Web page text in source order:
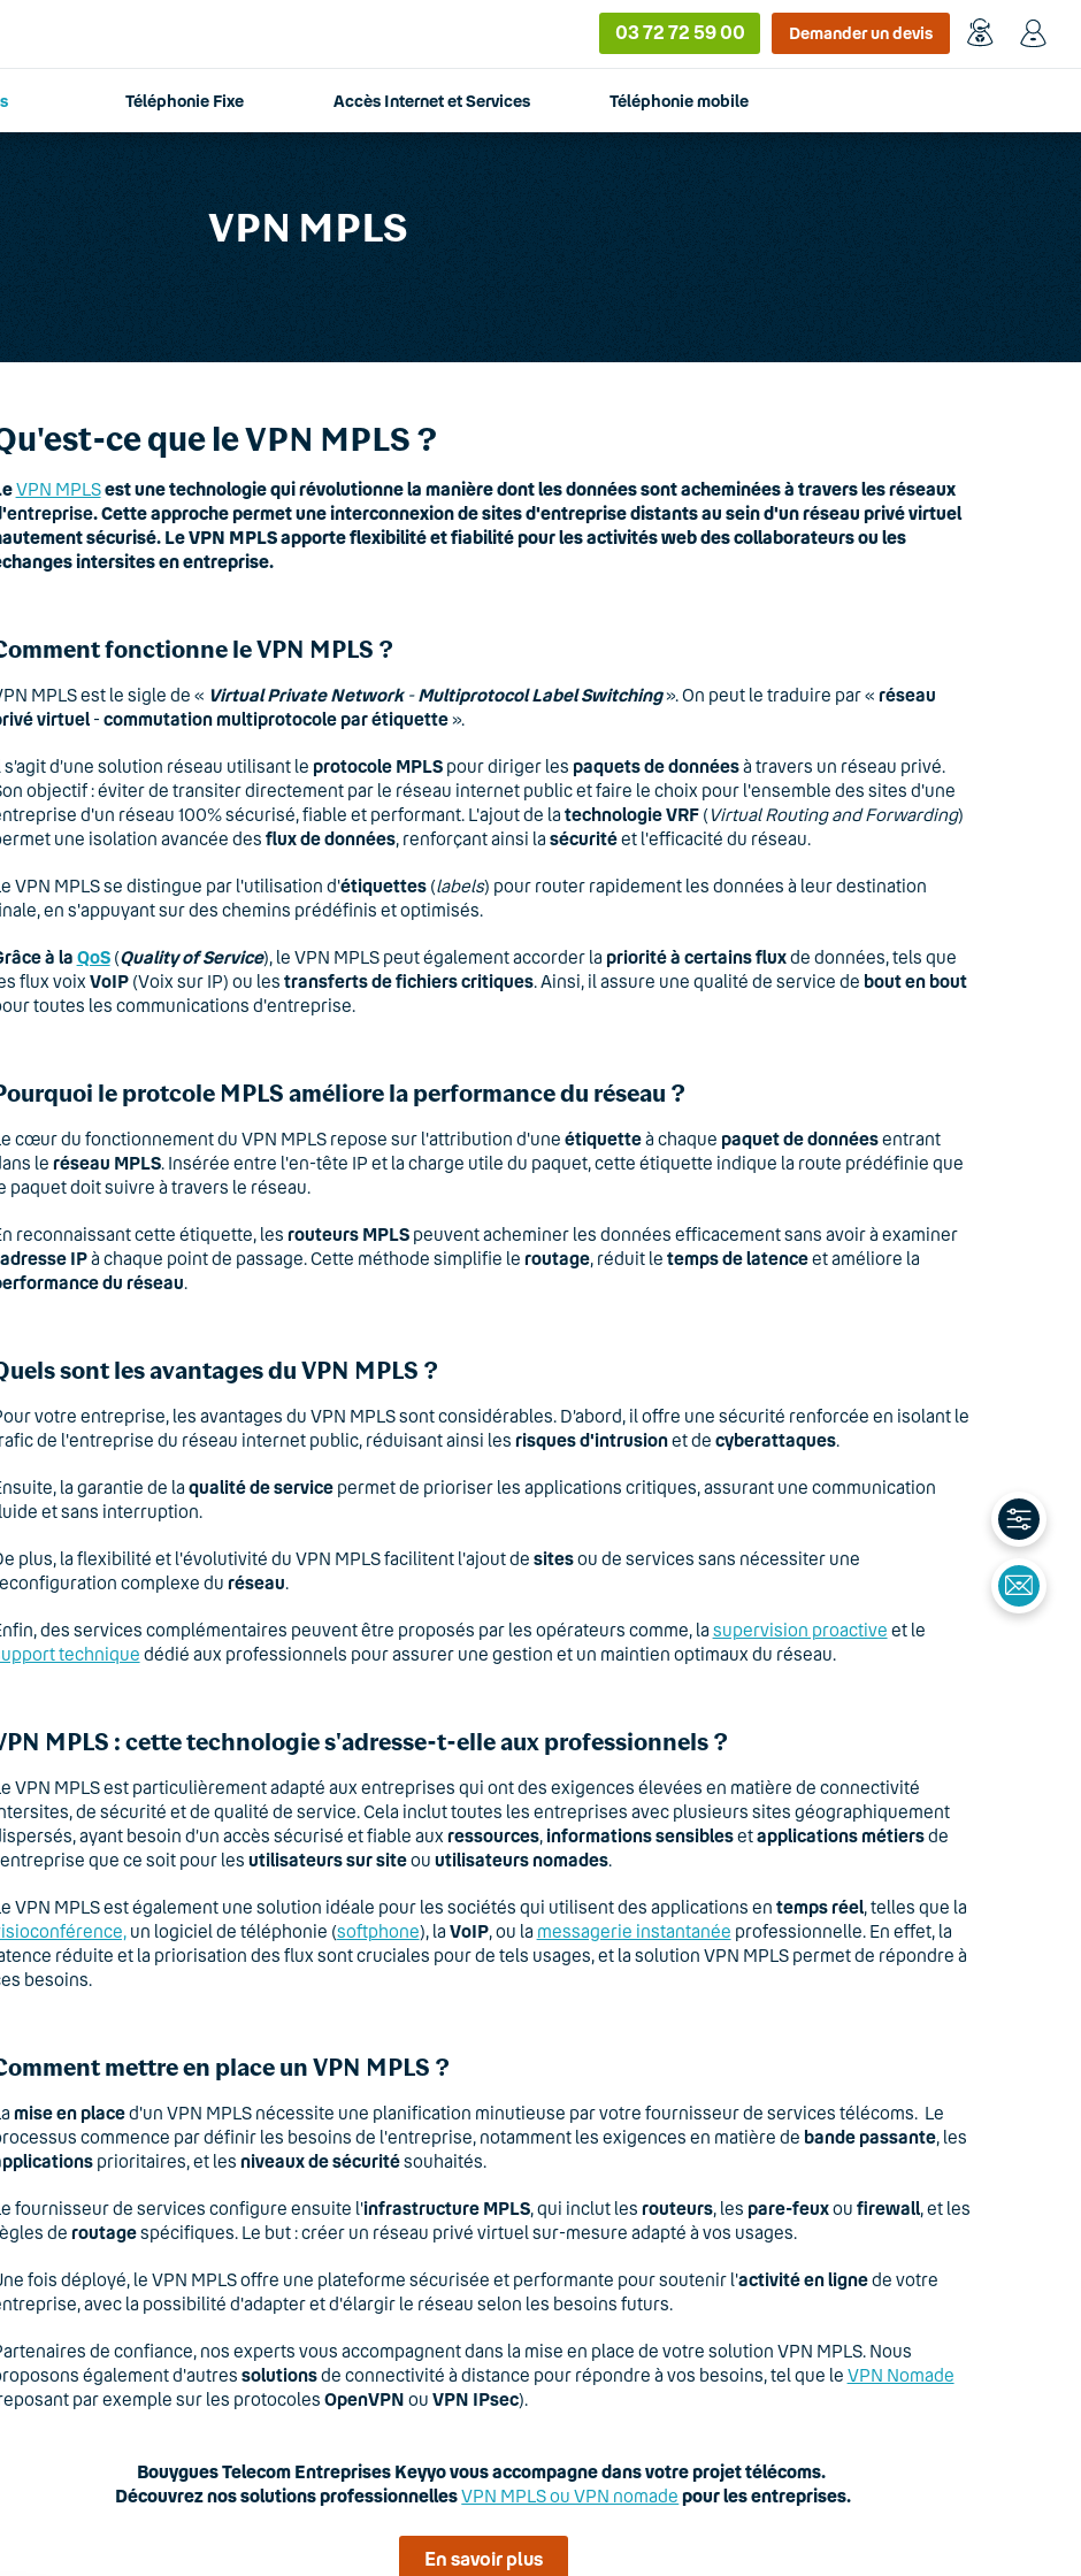
03 72 72 59 00 Demander un devis
Téléphonie Fixe Accès Internet et Services Téléphonie mobile
VPN MPLS
ce que le VPN MPLS ?
VPN MPLSest une technologie qui révolutionne la manière dont les données sont acheminées à travers les réseaux
entreprise. Cette approche permet une interconnexion de sites d'entreprise distants au sein d'un réseau privé virtuel
sécurisé. Le VPN MPLS apporte flexibilité et fiabilité pour les activités web des collaborateurs ou les
intersites en entreprise.
fonctionne le VPN MPLS ?
MPLS est le sigle de « Virtual Private Network-Multiprotocol Label Switching». On peut le traduire par « réseau
virtuel- commutation multiprotocole par étiquette».
s’agit d’une solution réseau utilisant le protocole MPLSpour diriger les paquets de donnéesà travers un réseau privé.
objectif : éviter de transiter directement par le réseau internet public et faire le choix pour l'ensemble des sites d'une
d'un réseau 100% sécurisé, fiable et performant. L'ajout de la technologieVRF(Virtual Routing and Forwarding)
une isolation avancée des flux de données, renforçant ainsi la sécuritéet l'efficacité du réseau.
VPN MPLS se distingue par l'utilisation d'étiquettes(labels) pour router rapidement les données à leur destination
en s'appuyant sur des chemins prédéfinis et optimisés.
à la QoS(Quality of Service), le VPN MPLS peut également accorder la priorité à certains fluxde données, tels que
flux voix VoIP(Voix sur IP) ou les transferts defichiers critiques. Ainsi, il assure une qualité de service de bout en bout
toutes les communications d'entreprise.
le protcole MPLS améliore la performance du réseau ?
cœur du fonctionnement du VPN MPLS repose sur l'attribution d'une étiquetteà chaque paquet de donnéesentrant
le réseau MPLS. Insérée entre l'en-tête IP et la charge utile du paquet, cette étiquette indique la route prédéfinie que
paquet doit suivre à travers le réseau.
reconnaissant cette étiquette, les routeurs MPLSpeuvent acheminer les données efficacement sans avoir à examiner
adresse IPà chaque point de passage. Cette méthode simplifie le routage, réduit le temps de latenceet améliore la
du réseau.
sont les avantages du VPN MPLS ?
votre entreprise, les avantages du VPN MPLS sont considérables. D’abord, il offre une sécurité renforcée en isolant le
de l'entreprise du réseau internet public, réduisant ainsi les risques d'intrusionet de cyberattaques.
la garantie de la qualité de servicepermet de prioriser les applications critiques, assurant une communication
et sans interruption.
plus, la flexibilité et l'évolutivité du VPN MPLS facilitent l'ajout de sitesou de services sans nécessiter une
complexe du réseau.
des services complémentaires peuvent être proposés par les opérateurs comme, la supervision proactive et le
technique dédié aux professionnels pour assurer une gestion et un maintien optimaux du réseau.
MPLS : cette technologie s'adresse-t-elle aux professionnels ?
VPN MPLS est particulièrement adapté aux entreprises qui ont des exigences élevées en matière de connectivité
de sécurité et de qualité de service. Cela inclut toutes les entreprises avec plusieurs sites géographiquement
ayant besoin d’un accès sécurisé et fiable aux ressources,informations sensiblesetapplications métiersde
que ce soit pour les utilisateurs sur siteou utilisateurs nomades.
VPN MPLS est également une solution idéale pour les sociétés qui utilisent des applications en temps réel, telles que la
un logiciel de téléphonie (softphone), la VoIP, ou la messagerie instantanée professionnelle. En effet, la
réduite et la priorisation des flux sont cruciales pour de tels usages, et la solution VPN MPLS permet de répondre à
besoins.
mettre en place un VPN MPLS ?
mise en placed'un VPN MPLS nécessite une planification minutieuse par votre fournisseur de services télécoms. Le
commence par définir les besoins de l'entreprise, notamment les exigences en matière de bande passante, les
prioritaires, et les niveaux de sécuritésouhaités.
fournisseur de services configure ensuite l'infrastructure MPLS, qui inclut les routeurs, les pare-feuxou firewall, et les
de routagespécifiques. Le but : créer un réseau privé virtuel sur-mesure adapté à vos usages.
fois déployé, le VPN MPLS offre une plateforme sécurisée et performante pour soutenir l'activité en lignede votre
avec la possibilité d'adapter et d'élargir le réseau selon les besoins futurs.
de confiance, nos experts vous accompagnent dans la mise en place de votre solution VPN MPLS. Nous
également d'autres solutionsde connectivité à distance pour répondre à vos besoins, tel que le VPN Nomade
par exemple sur les protocoles OpenVPN ou VPN IPsec).
Bouygues Telecom Entreprises Keyyo vous accompagne dans votre projet télécoms.
Découvrez nos solutions professionnellesVPN MPLS ou VPN nomade pour les entreprises.
En savoir plus